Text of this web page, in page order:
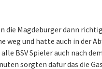
die Magdeburger dann
weg und hatte auch in der
BSV Spieler auch nach
sorgten dafür das die